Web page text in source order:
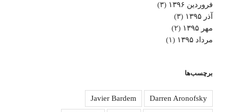
فروردین ۱۳۹۶
(۳)
آذر ۱۳۹۵
(۳)
مهر ۱۳۹۵
(۲)
مرداد ۱۳۹۵
(۱)
برچسب‌ها
Darren Aronofsky
Javier Bardem